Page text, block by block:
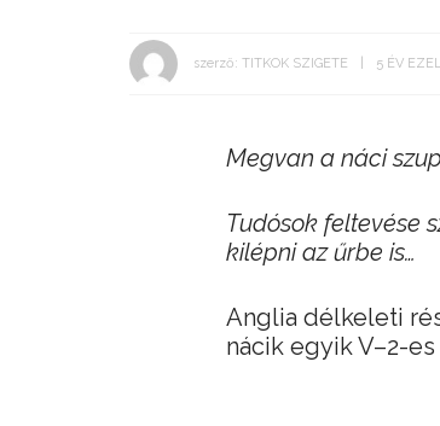
szerző: TITKOK SZIGETE 5 ÉV
Megvan a náci
Tudósok feltevése
kilépni az űrbe is…
Anglia délkeleti
nácik egyik V–2-es